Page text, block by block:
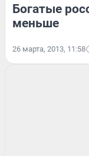
Богатые
меньше
26 марта, 2013, 11:58